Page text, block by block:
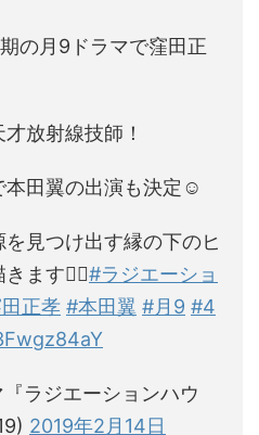
の月9ドラマで窪田正
放射線技師！
本田翼の出演も決定☺︎
見つけ出す縁の下のヒ
ます👍🏼#ラジエーショ
正孝 #本田翼 #月9 #4
ラジエーションハウ
2019年2月14日